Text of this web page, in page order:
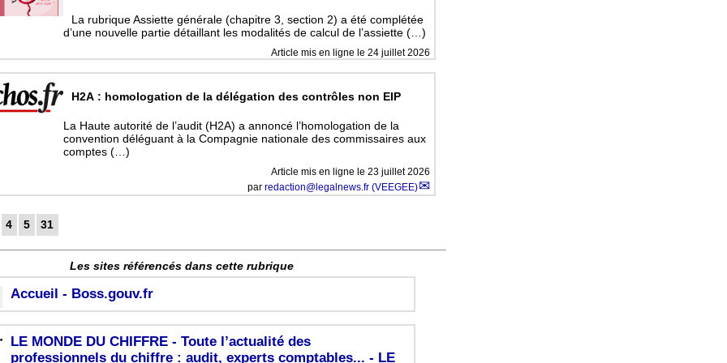
La rubrique Assiette générale (chapitre 3, section 2) a été complétée
d’une nouvelle partie détaillant les modalités de calcul de l’assiette (…)
Article mis en ligne le 24 juillet 2026
H2A : homologation de la délégation des contrôles non EIP
La Haute autorité de l’audit (H2A) a annoncé l’homologation de la
convention déléguant à la Compagnie nationale des commissaires aux
comptes (…)
Article mis en ligne le 23 juillet 2026
par redaction@legalnews.fr (VEEGEE)
4 5 31
Les sites référencés dans cette rubrique
Accueil - Boss.gouv.fr
LE MONDE DU CHIFFRE - Toute l’actualité des
professionnels du chiffre : audit, experts comptables... - LE